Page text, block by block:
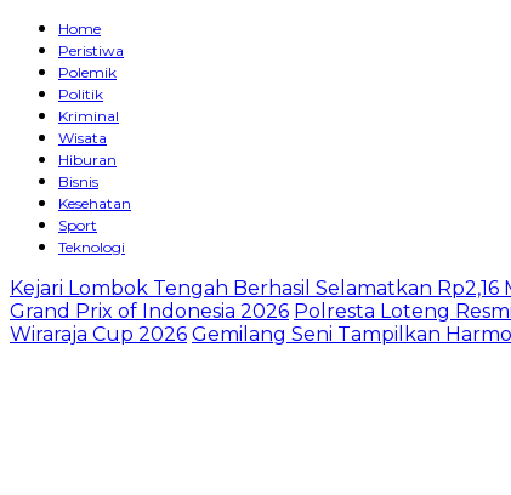
Home
Peristiwa
Polemik
Politik
Kriminal
Wisata
Hiburan
Bisnis
Kesehatan
Sport
Teknologi
Kejari Lombok Tengah Berhasil Selamatkan
Grand Prix of Indonesia 2026 Polresta Loteng
Wiraraja Cup 2026 Gemilang Seni Tampilkan